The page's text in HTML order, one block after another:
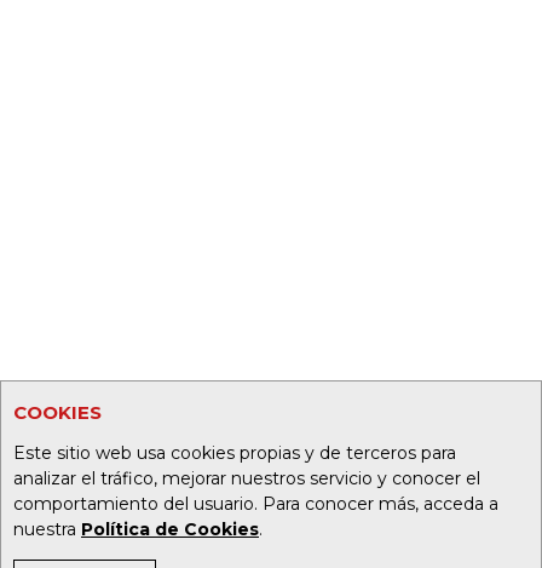
COOKIES
Este sitio web usa cookies propias y de terceros para
analizar el tráfico, mejorar nuestros servicio y conocer el
comportamiento del usuario. Para conocer más, acceda a
nuestra Política de Cookies.